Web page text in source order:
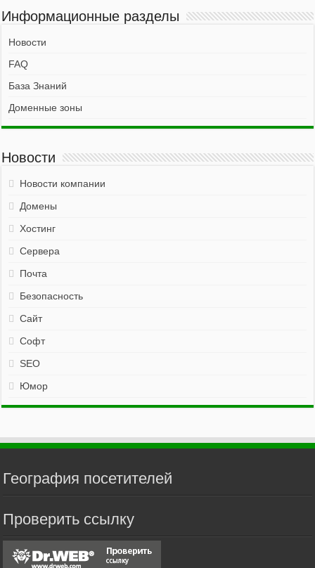
Информационные разделы
Новости
FAQ
База Знаний
Доменные зоны
Новости
Новости компании
Домены
Хостинг
Сервера
Почта
Безопасность
Сайт
Софт
SEO
Юмор
География посетителей
Проверить ссылку